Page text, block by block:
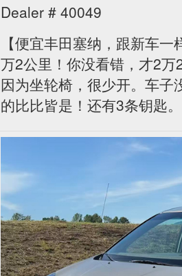
Dealer # 40049
【便宜丰田塞纳，跟新车
万2公里！你没看错，才2
因为坐轮椅，很少开。车
的比比皆是！还有3条钥匙